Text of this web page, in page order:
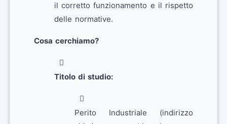
il corretto funzionamento e il rispetto
delle normative.
Cosa cerchiamo?
Titolo di studio:
Perito Industriale (indirizzo